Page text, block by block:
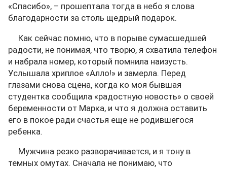
«Спасибо», – прошептала тогда в небо я слова
благодарности за столь щедрый подарок.
Как сейчас помню, что в порыве сумасшедшей
радости, не понимая, что творю, я схватила телефон
и набрала номер, который помнила наизусть.
Услышала хриплое «Алло!» и замерла. Перед
глазами снова сцена, когда ко моя бывшая
студентка сообщила «радостную новость» о своей
беременности от Марка, и что я должна оставить
его в покое ради счастья еще не родившегося
ребенка.
Мужчина резко разворачивается, и я тону в
темных омутах. Сначала не понимаю, что